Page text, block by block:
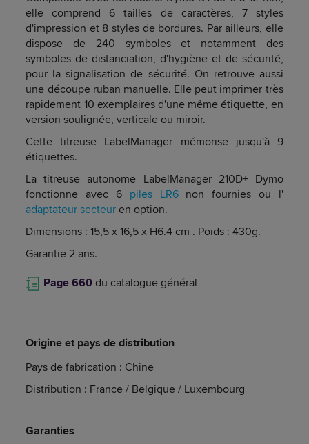
elle comprend 6 tailles de caractères, 7 styles
d'impression et 8 styles de bordures. Par ailleurs, elle
dispose de 240 symboles et notamment des
symboles de distanciation, d'hygiène et de sécurité,
pour la signalisation de sécurité. On retrouve aussi
une découpe ruban manuelle. Elle peut imprimer très
rapidement 10 exemplaires d'une même étiquette, en
version soulignée, verticale ou miroir.
Cette titreuse LabelManager mémorise jusqu'à 9
étiquettes.
La titreuse autonome LabelManager 210D+ Dymo
fonctionne avec 6 piles LR6non fournies ou l'
adaptateur secteur en option.
Dimensions : 15,5 x 16,5 x H6.4 cm . Poids : 430g.
Garantie 2 ans.
Page 660 du catalogue général
Origine et pays de distribution
Pays de fabrication : Chine
Distribution : France / Belgique / Luxembourg
Garanties